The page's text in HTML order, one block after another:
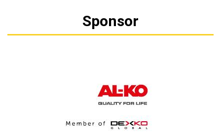
Sponsor